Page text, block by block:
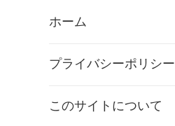
ホーム
プライバシーポリシー
このサイトについて